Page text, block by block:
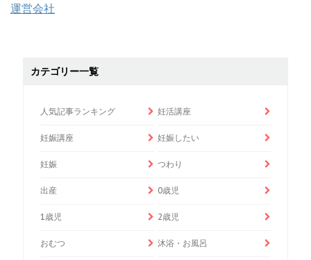
運営会社
カテゴリー一覧
人気記事ランキング 妊活講座
妊娠講座 妊娠したい
妊娠 つわり
出産 0歳児
1歳児 2歳児
おむつ 沐浴・お風呂